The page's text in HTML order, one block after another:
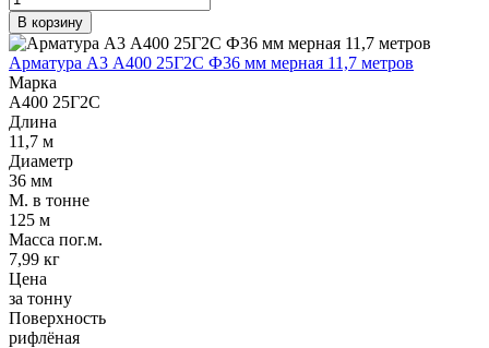
В корзину
Арматура А3 А400 25Г2С Ф36 мм мерная 11,7 метров
Марка
А400 25Г2С
Длина
11,7 м
Диаметр
36 мм
М. в тонне
125 м
Масса пог.м.
7,99 кг
Цена
за тонну
Поверхность
рифлёная